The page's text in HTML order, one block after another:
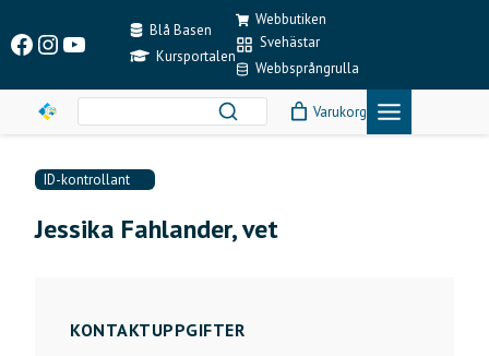
content
Facebook
Instagram
YouTubeBlå Basen
Kursportalen
Webbutiken
Svehästar
Webbsprångrulla
Varukorg
ID-kontrollant
Jessika Fahlander, vet
KONTAKTUPPGIFTER